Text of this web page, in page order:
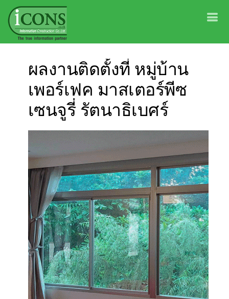
ผลงานติดตั้งที่ หมู่บ้าน
เพอร์เฟค มาสเตอร์พีซ
เซนจูรี่ รัตนาธิเบศร์